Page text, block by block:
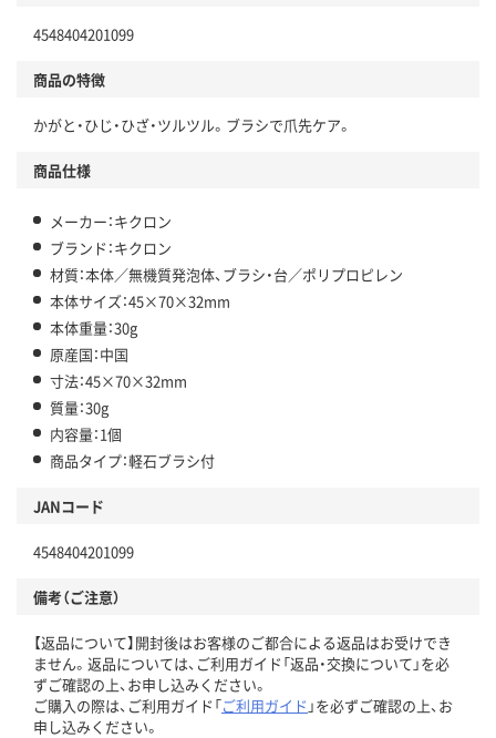
4548404201099
商品の特徴
かがと・ひじ・ひざ・ツルツル。ブラシで爪先ケア。
商品仕様
メーカー：キクロン
ブランド：キクロン
材質：本体／無機質発泡体、ブラシ・台／ポリプロピレン
本体サイズ：45×70×32mm
本体重量：30g
原産国：中国
寸法：45×70×32mm
質量：30g
内容量：1個
商品タイプ：軽石ブラシ付
JANコード
4548404201099
備考（ご注意）
【返品について】開封後はお客様のご都合による返品はお受けでき
ません。返品については、ご利用ガイド「返品・交換について」を必
ずご確認の上、お申し込みください。
ご購入の際は、ご利用ガイド「ご利用ガイド 」を必ずご確認の上、お
申し込みください。